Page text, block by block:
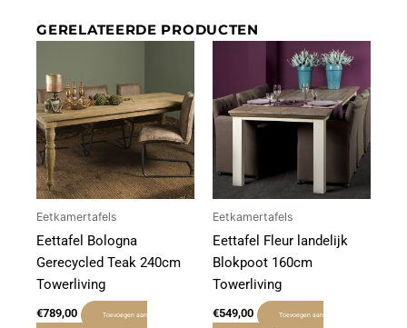
GERELATEERDE PRODUCTEN
Eetkamertafels
Eettafel Bologna
Gerecycled Teak 240cm
Towerliving
€789,00 Toevoegen aan
Eetkamertafels
Eettafel Fleur landelijk
Blokpoot 160cm
Towerliving
€549,00 Toevoegen aan